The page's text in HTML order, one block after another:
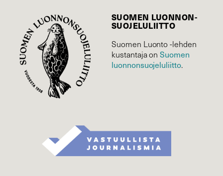
SUOMEN LUONNON­
SUOJELU­LIITTO
Suomen Luonto -lehden
kustantaja onSuomen
luonnonsuojelu­liitto.